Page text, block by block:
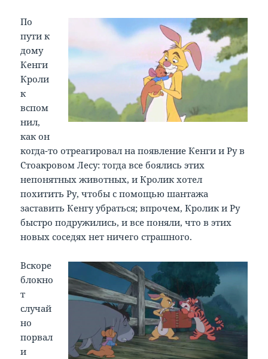
По
пути к
дому
Кенги
Кроли
к
вспом
нил,
как он
когда-то отреагировал на появление Кенги и Ру в
Стоакровом Лесу: тогда все боялись этих
непонятных животных, и Кролик хотел
похитить Ру, чтобы с помощью шантажа
заставить Кенгу убраться; впрочем, Кролик и Ру
быстро подружились, и все поняли, что в этих
новых соседях нет ничего страшного.
Вскоре
блокно
т
случай
но
порвал
и